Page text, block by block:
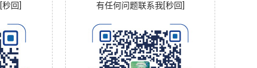
回]
有任何问题联系我[秒回]